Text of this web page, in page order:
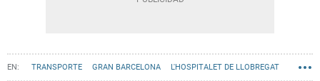
TRANSPORTE GRAN BARCELONA L'HOSPITALET DE LLOBREGAT